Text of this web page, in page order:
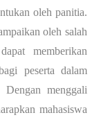
oleh panitia.
oleh salah
memberikan
peserta dalam
Dengan menggali
mahasiswa